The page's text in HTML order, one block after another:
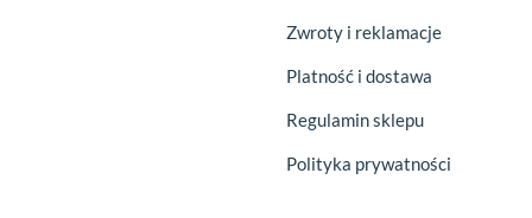
Zwroty i reklamacje
Platność i dostawa
Regulamin sklepu
Polityka prywatności